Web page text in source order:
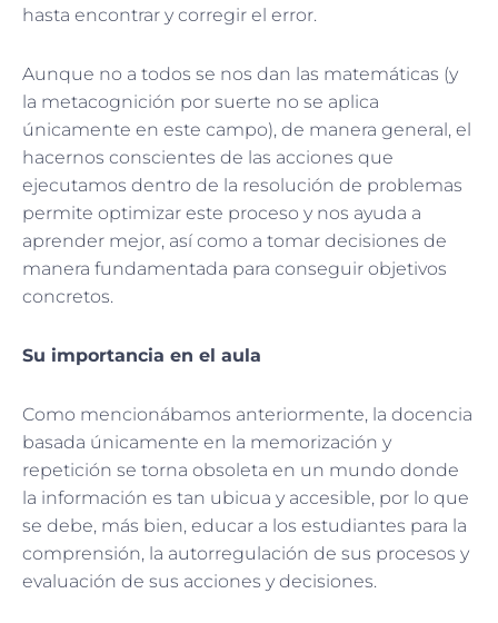
hasta encontrar y corregir el error.
Aunque no a todos se nos dan las matemáticas (y
la metacognición por suerte no se aplica
únicamente en este campo), de manera general, el
hacernos conscientes de las acciones que
ejecutamos dentro de la resolución de problemas
permite optimizar este proceso y nos ayuda a
aprender mejor, así como a tomar decisiones de
manera fundamentada para conseguir objetivos
concretos.
Su importancia en el aula
Como mencionábamos anteriormente, la docencia
basada únicamente en la memorización y
repetición se torna obsoleta en un mundo donde
la información es tan ubicua y accesible, por lo que
se debe, más bien, educar a los estudiantes para la
comprensión, la autorregulación de sus procesos y
evaluación de sus acciones y decisiones.